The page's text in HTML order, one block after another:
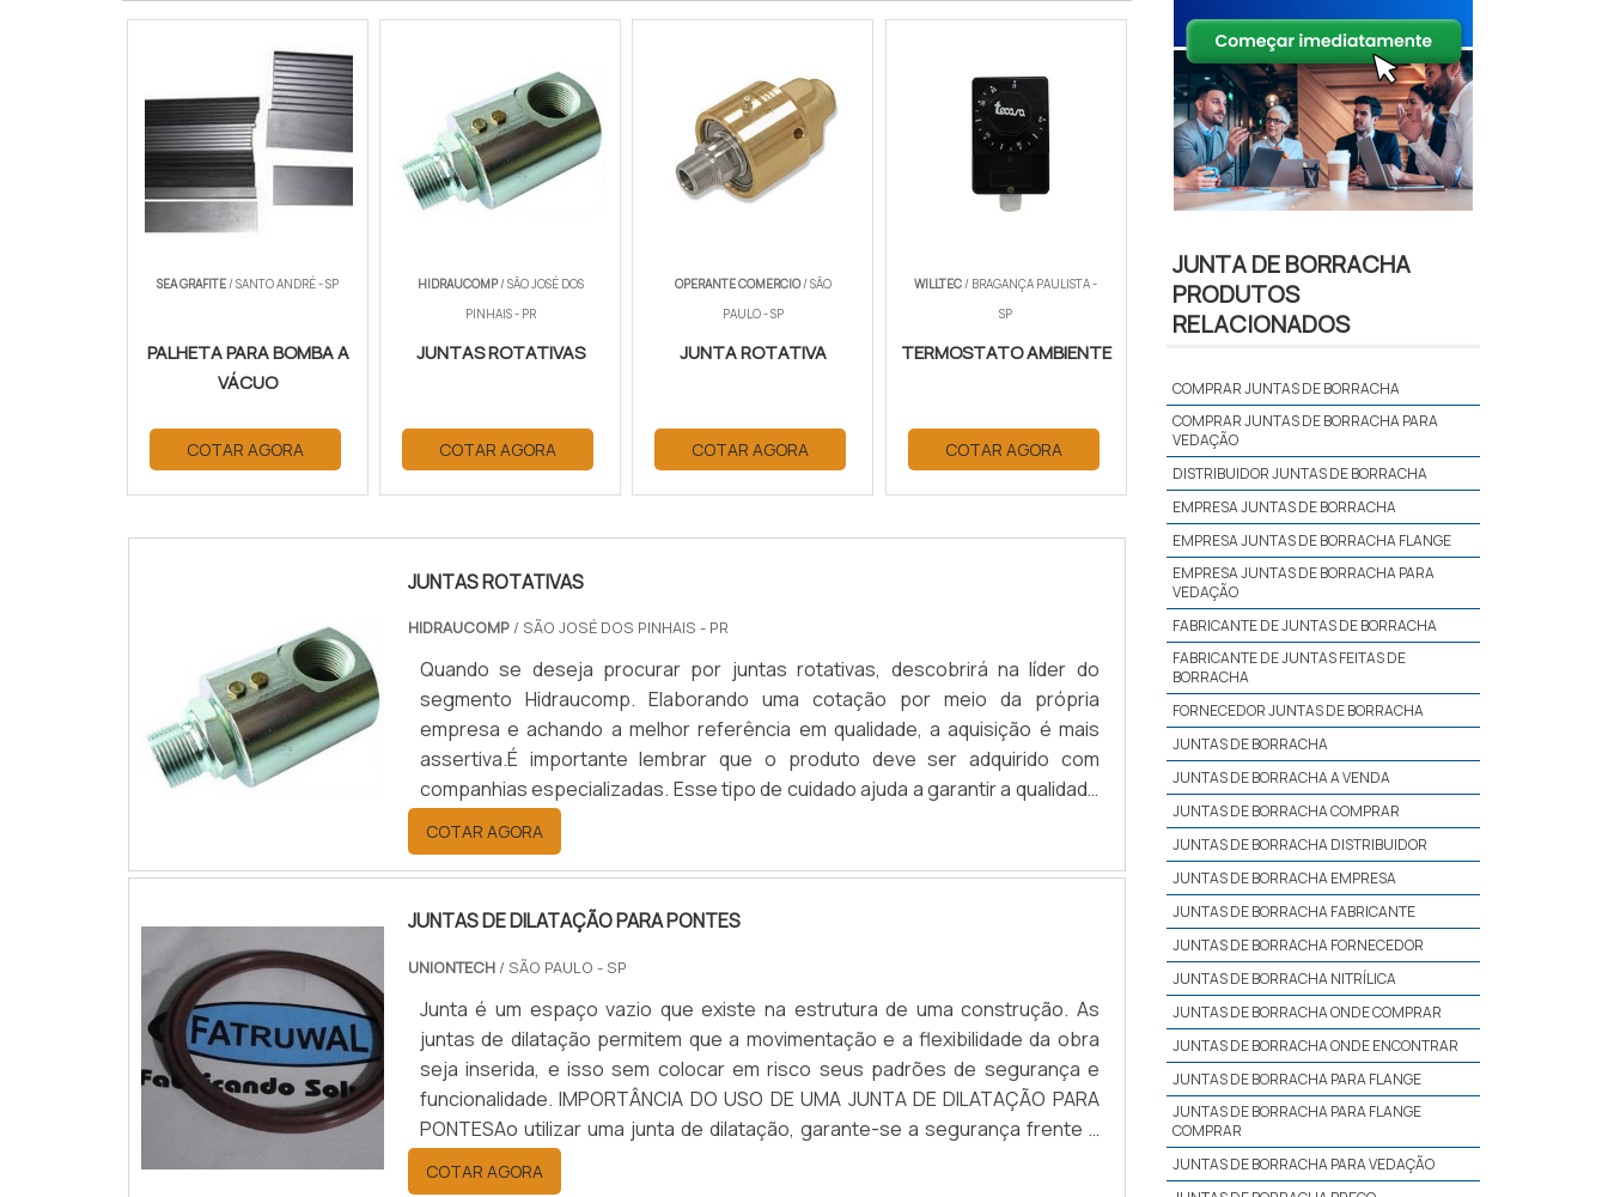
SEA GRAFITE/ SANTO ANDRÉ - SP
PALHETA PARA BOMBA A
VÁCUO
COTAR AGORA
HIDRAUCOMP/ SÃO JOSÉ DOS
PINHAIS - PR
JUNTAS ROTATIVAS
COTAR AGORA
OPERANTE COMERCIO/ SÃO
PAULO - SP
JUNTA ROTATIVA
COTAR AGORA
WILLTEC/ BRAGANÇA PAULISTA -
SP
TERMOSTATO AMBIENTE
COTAR AGORA
JUNTAS ROTATIVAS
HIDRAUCOMP / SÃO JOSÉ DOS PINHAIS - PR
Quando se deseja procurar por juntas rotativas, descobrirá na líder do
segmento Hidraucomp. Elaborando uma cotação por meio da própria
empresa e achando a melhor referência em qualidade, a aquisição é mais
assertiva.É importante lembrar que o produto deve ser adquirido com
companhias especializadas. Esse tipo de cuidado ajuda a garantir a qualidade
e durabilidade dos materiais, além de evitar prejuízos com substituições
frequentes de pr...
COTAR AGORA
JUNTAS DE DILATAÇÃO PARA PONTES
UNIONTECH / SÃO PAULO - SP
Junta é um espaço vazio que existe na estrutura de uma construção. As
juntas de dilatação permitem que a movimentação e a flexibilidade da obra
seja inserida, e isso sem colocar em risco seus padrões de segurança e
funcionalidade. IMPORTÂNCIA DO USO DE UMA JUNTA DE DILATAÇÃO PARA
PONTESAo utilizar uma junta de dilatação, garante-se a segurança frente a
vários tipos de movimentação, como: Compressão; Tração; Cisalhamento;
Rotação e recal...
COTAR AGORA
JUNTA DE BORRACHA
PRODUTOS
RELACIONADOS
COMPRAR JUNTAS DE BORRACHA
COMPRAR JUNTAS DE BORRACHA PARA
VEDAÇÃO
DISTRIBUIDOR JUNTAS DE BORRACHA
EMPRESA JUNTAS DE BORRACHA
EMPRESA JUNTAS DE BORRACHA FLANGE
EMPRESA JUNTAS DE BORRACHA PARA
VEDAÇÃO
FABRICANTE DE JUNTAS DE BORRACHA
FABRICANTE DE JUNTAS FEITAS DE
BORRACHA
FORNECEDOR JUNTAS DE BORRACHA
JUNTAS DE BORRACHA
JUNTAS DE BORRACHA A VENDA
JUNTAS DE BORRACHA COMPRAR
JUNTAS DE BORRACHA DISTRIBUIDOR
JUNTAS DE BORRACHA EMPRESA
JUNTAS DE BORRACHA FABRICANTE
JUNTAS DE BORRACHA FORNECEDOR
JUNTAS DE BORRACHA NITRÍLICA
JUNTAS DE BORRACHA ONDE COMPRAR
JUNTAS DE BORRACHA ONDE ENCONTRAR
JUNTAS DE BORRACHA PARA FLANGE
JUNTAS DE BORRACHA PARA FLANGE
COMPRAR
JUNTAS DE BORRACHA PARA VEDAÇÃO